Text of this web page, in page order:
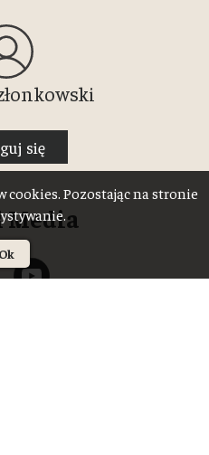
się
Media
Pozostając na stronie
Ok